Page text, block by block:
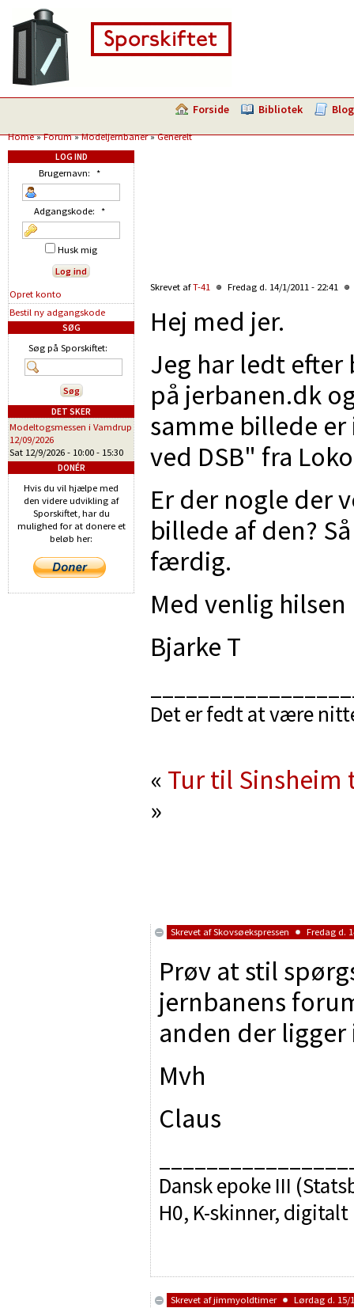
Forside Bibliotek Blog
Home»Forum»Modeljernbaner»Generelt
Skrevet afT-41 Fredag d. 14/1/2011 - 22:41
Hej med jer.
Jeg har ledt efter
på jerbanen.dk
samme billede
ved DSB" fra
Er der nogle der
billede af den?
færdig.
Med venlig hilsen
Bjarke T
Det er fedt at være
« Tur til Sinsheim
»
Skrevet afSkovsøekspressen Fredag d.
Prøv at stil
jernbanens
anden der
Mvh
Claus
Dansk epoke III
H0, K-skinner, digitalt
Skrevet afjimmyoldtimer Lørdag d. 15/
LOG IND
Brugernavn: *
Adgangskode: *
Husk mig
Opret konto
Bestil ny adgangskode
SØG
Søg på Sporskiftet:
DET SKER
Modeltogsmessen i Vamdrup
12/09/2026
Sat 12/9/2026 - 10:00 - 15:30
DONÉR
Hvis du vil hjælpe med
den videre udvikling af
Sporskiftet, har du
mulighed for at donere et
beløb her: